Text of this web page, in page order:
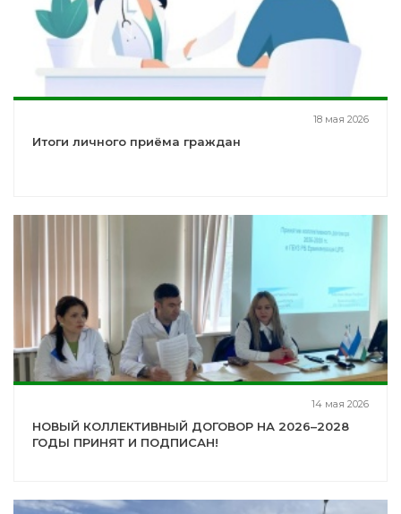
18 мая 2026
Итоги личного приёма граждан
14 мая 2026
НОВЫЙ КОЛЛЕКТИВНЫЙ ДОГОВОР НА 2026–2028
ГОДЫ ПРИНЯТ И ПОДПИСАН!